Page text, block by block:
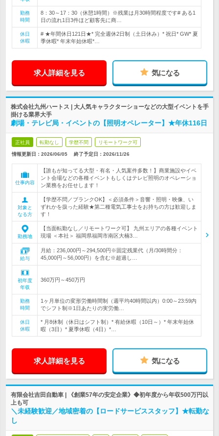
勤務
時間
8：30～17：30（休憩1時間）※残業は月30時間程度です# ある1
日の流れ1日3件ほど顧客先に商…
休日
休暇
# ★年間休日121日★* 完全週休2日制（土日休み）* 祝日* GW* 夏
季休暇* 年末年始休暇*…
求人詳細を見る 気になる
株式会社九州ハートス | 大人気キャラクターショーなどの大型イベントを手
掛ける業界大手
劇場・テレビ局・イベントの【照明オペレーター】★年休116日
正社員 転勤なし 学歴不問 リモートワーク可
情報更新日：2026/06/05 終了予定日： 2026/11/26
仕事内容
【誰もが知ってる大型・有名・人気案件多数！】商業施設やイベ
ント会場などの各種イベントもしくはテレビ照明のオペレーショ
ン業務をお任せします！
対象と
なる方
【学歴不問／ブランクOK】＜必須条件＞音響・照明・映像、い
ずれかを扱った経験★第二種電気工事士をお持ちの方は歓迎しま
す！
勤務地
【当面転勤なし／リモートワーク可】 九州エリアの各種イベント
現場 ＜本社＞ 福岡県福岡市南区大楠3…
給与
月給：236,000円～294,500円※固定残業代（月/30時間分：
45,000円～56,000円）を含む※超過し…
初年度
年収
360万円～450万円
勤務
時間
1ヶ月単位の変形労働時間制（週平均40時間以内）0:00～23:59内
でシフト制※1日あたりの実労働…
休日
休暇
* 月8休制（休日はシフト制）* 有給休暇（10日～）* 年末年始休
暇（3日）* 夏季休暇（4日）*…
求人詳細を見る 気になる
有限会社吉田自動車 | 《創業57年の安定企業》◆初年度から年収500万円以
上も可
＼未経験歓迎／地域密着の【ロードサービススタッフ】★転勤な
し